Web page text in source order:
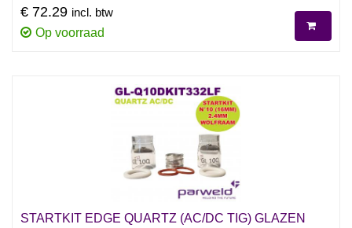
€ 72.29 incl. btw
Op voorraad
STARTKIT EDGE QUARTZ (AC/DC TIG) GLAZEN